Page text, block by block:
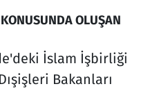
OLUŞAN
İslam İşbirliği
Bakanları